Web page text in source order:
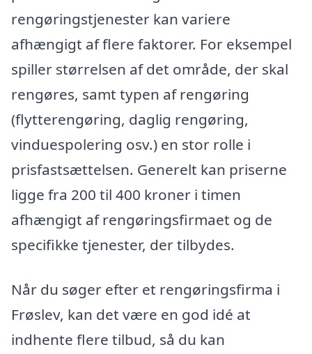
rengøringstjenester kan variere
afhængigt af flere faktorer. For eksempel
spiller størrelsen af det område, der skal
rengøres, samt typen af rengøring
(flytterengøring, daglig rengøring,
vinduespolering osv.) en stor rolle i
prisfastsættelsen. Generelt kan priserne
ligge fra 200 til 400 kroner i timen
afhængigt af rengøringsfirmaet og de
specifikke tjenester, der tilbydes.
Når du søger efter et rengøringsfirma i
Frøslev, kan det være en god idé at
indhente flere tilbud, så du kan